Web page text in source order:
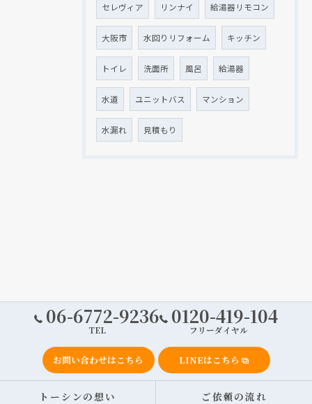
セレヴィア リンナイ 給湯器リモコン
大阪市 水回りリフォーム キッチン
トイレ 洗面所 風呂 給湯器
水道 ユニットバス マンション
水漏れ 見積もり
06-6772-9236
TEL
0120-419-104
フリーダイヤル
お問い合わせはこちら LINEはこちら
トーシンの想い ご依頼の流れ